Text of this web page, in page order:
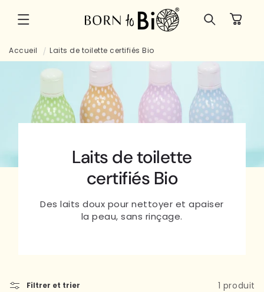
passer
au
Panier
Accueil Laits de toilette certifiés Bio
Laits de toilette
certifiés Bio
Des laits doux pour nettoyer et apaiser
la peau, sans rinçage.
Filtrer et trier 1 produit